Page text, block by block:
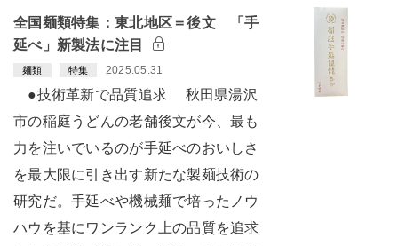
全国麺類特集：東北地区＝後文 「手
延べ」新製法に注目
麺類 特集 2025.05.31
●技術革新で品質追求 秋田県湯沢
市の稲庭うどんの老舗後文が今、最も
力を注いでいるのが手延べのおいしさ
を最大限に引き出す新たな製麺技術の
研究だ。手延べや機械麺で培ったノウ
ハウを基にワンランク上の品質を追求